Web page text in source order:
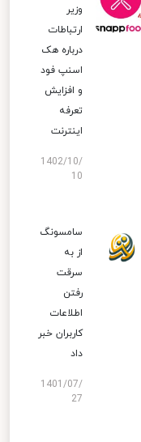
وزیر
ارتباطات
درباره هک
اسنپ‌ فود
و افزایش
تعرفه
اینترنت
1402/10/
10
سامسونگ
از به
سرقت
رفتن
اطلاعات
کاربران خبر
داد
1401/07/
27